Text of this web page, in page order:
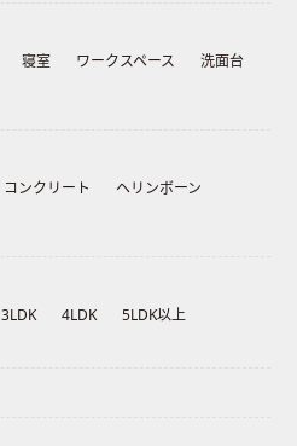
寝室 ワークスペース
洗面台
コンクリート
ヘリンボーン
3LDK 4LDK 5LDK以上